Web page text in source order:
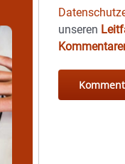
unseren